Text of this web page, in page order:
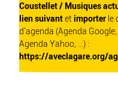
Coustellet / Musiques
lien suivantet importer le
d'agenda (Agenda
Agenda Yahoo, ...) :
https://aveclagare.org/